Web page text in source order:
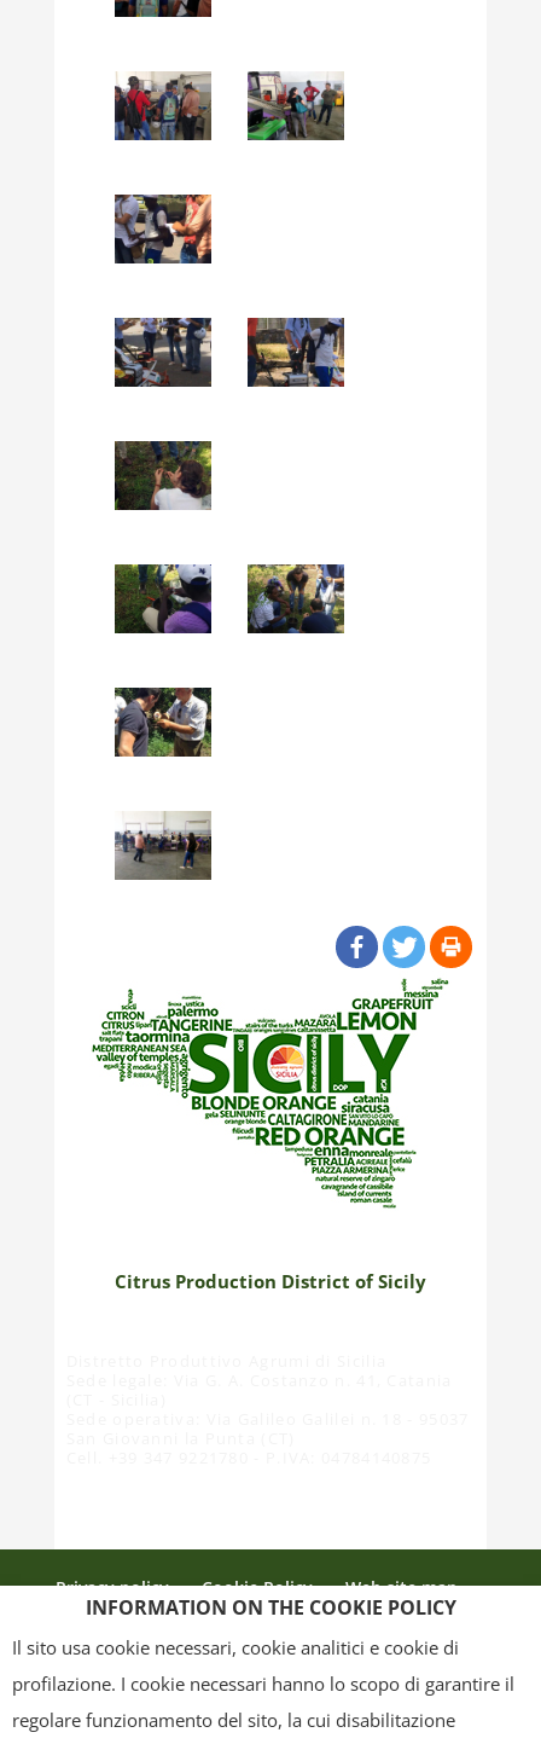
Citrus Production District of Sicily
Privacy policy Cookie Policy
Web site map
INFORMATION ON THE COOKIE POLICY
Il sito usa cookie necessari, cookie analitici e cookie di
profilazione. I cookie necessari hanno lo scopo di garantire il
regolare funzionamento del sito, la cui disabilitazione